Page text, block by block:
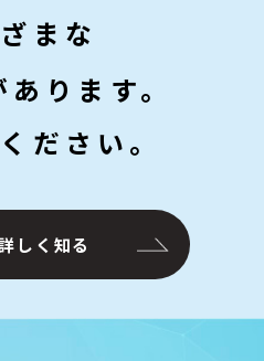
まな
あります。
ださい。
しく知る